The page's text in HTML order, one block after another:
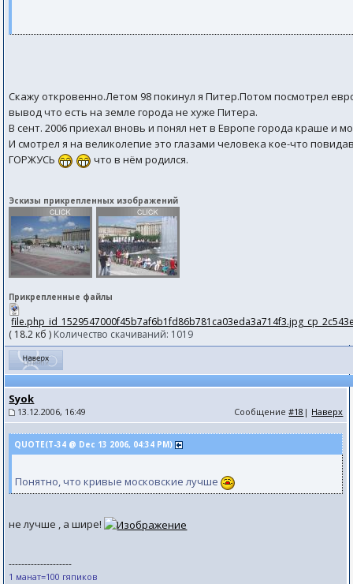
Cкажу откровенно.Летом 98 покинул я Питер.Потом посмотрел
вывод что есть на земле города не хуже Питера.
В сент. 2006 приехал вновь и понял нет в Европе города краше и
И смотрел я на великолепие это глазами человека кое-что
ГОРЖУСЬ
что в нём родился.
Эскизы прикрепленных изображений
Прикрепленные файлы
( 18.2 кб ) Количество скачиваний: 1019
Syok
13.12.2006, 16:49 Сообщение#18 | Наверх
QUOTE(T-34 @ Dec 13 2006, 04:34 PM)
Понятно, что кривые московские лучше
не лучше , а шире!
--------------------
1 манат=100 гяпиков